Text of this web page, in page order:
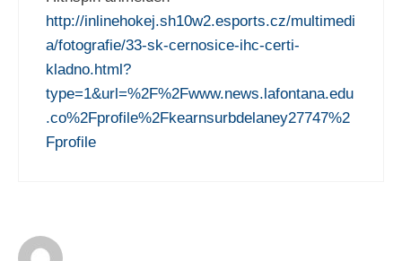
http://inlinehokej.sh10w2.esports.cz/multimedi
a/fotografie/33-sk-cernosice-ihc-certi-
kladno.html?
type=1&url=%2F%2Fwww.news.lafontana.edu
.co%2Fprofile%2Fkearnsurbdelaney27747%2
Fprofile